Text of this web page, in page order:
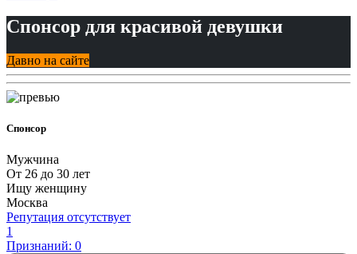
Спонсор для красивой девушки
Давно на сайте
Спонсор
Мужчина
От 26 до 30 лет
Ищу женщину
Москва
Репутация отсутствует
1
Признаний: 0